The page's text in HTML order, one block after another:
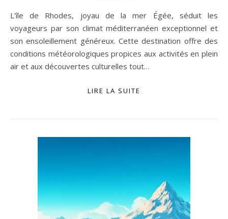
L'île de Rhodes, joyau de la mer Égée, séduit les
voyageurs par son climat méditerranéen exceptionnel et
son ensoleillement généreux. Cette destination offre des
conditions météorologiques propices aux activités en plein
air et aux découvertes culturelles tout…
LIRE LA SUITE